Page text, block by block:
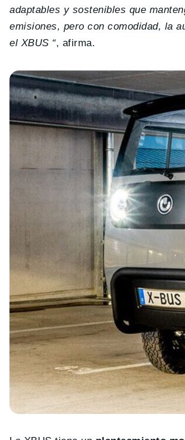
adaptables y sostenibles que
emisiones, pero con comodidad, la
el XBUS “, afirma.